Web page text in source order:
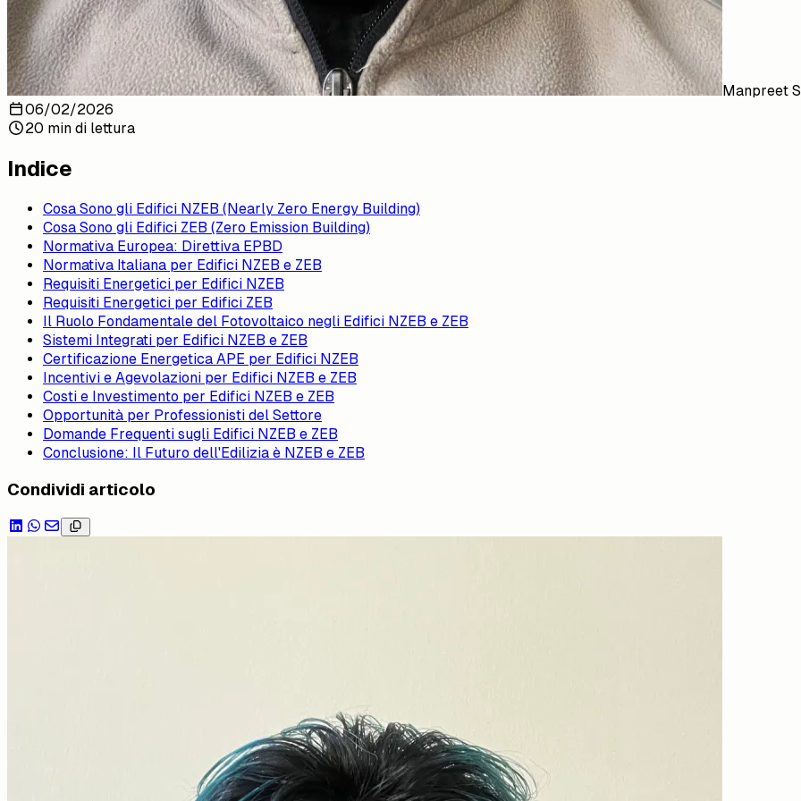
Manpreet
06/02/2026
20 min di lettura
Indice
Cosa Sono gli Edifici NZEB (Nearly Zero Energy Building)
Cosa Sono gli Edifici ZEB (Zero Emission Building)
Normativa Europea: Direttiva EPBD
Normativa Italiana per Edifici NZEB e ZEB
Requisiti Energetici per Edifici NZEB
Requisiti Energetici per Edifici ZEB
Il Ruolo Fondamentale del Fotovoltaico negli Edifici NZEB e ZEB
Sistemi Integrati per Edifici NZEB e ZEB
Certificazione Energetica APE per Edifici NZEB
Incentivi e Agevolazioni per Edifici NZEB e ZEB
Costi e Investimento per Edifici NZEB e ZEB
Opportunità per Professionisti del Settore
Domande Frequenti sugli Edifici NZEB e ZEB
Conclusione: Il Futuro dell'Edilizia è NZEB e ZEB
Condividi articolo